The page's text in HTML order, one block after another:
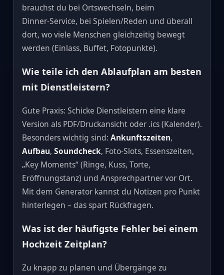
brauchst du bei Ortswechseln, beim
Dinner‑Service, bei Spielen/Reden und überall
dort, wo viele Menschen gleichzeitig bewegt
werden (Einlass, Buffet, Fotopunkte).
Wie teile ich den Ablaufplan am besten
mit Dienstleistern?
Gute Praxis: Schicke Dienstleistern eine klare
Version als PDF/Druckansicht oder .ics (Kalender).
Besonders wichtig sind: Ankunftszeiten,
Aufbau, Soundcheck, Foto‑Slots, Essenszeiten,
„Key Moments“ (Ringe, Kuss, Torte,
Eröffnungstanz) und Ansprechpartner vor Ort.
Mit dem Generator kannst du Notizen pro Punkt
hinterlegen – das spart Rückfragen.
Was ist der häufigste Fehler bei einem
Hochzeit Zeitplan?
Zu knapp zu planen und Übergänge zu